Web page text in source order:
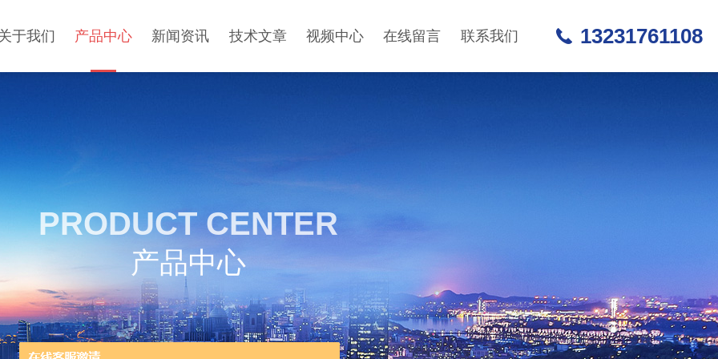
于我们 产品中心 新闻资讯 技术文章 视频中心 在线留言 联系我们 13231761108
PRODUCT CENTER
产品中心